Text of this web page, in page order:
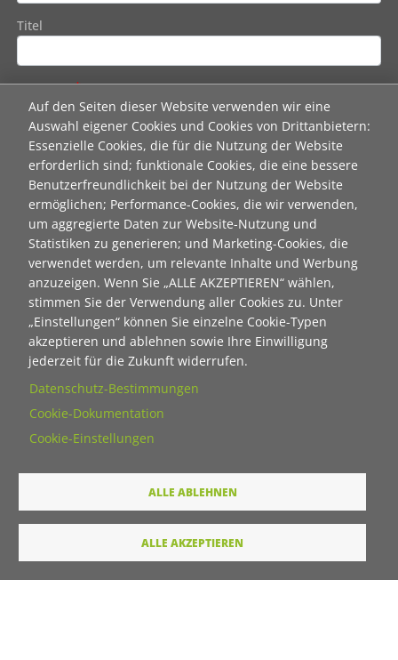
Auf den Seiten dieser Website verwenden wir eine
Auswahl eigener Cookies und Cookies von Drittanbietern:
Essenzielle Cookies, die für die Nutzung der Website
erforderlich sind; funktionale Cookies, die eine bessere
Benutzerfreundlichkeit bei der Nutzung der Website
ermöglichen; Performance-Cookies, die wir verwenden,
um aggregierte Daten zur Website-Nutzung und
Statistiken zu generieren; und Marketing-Cookies, die
verwendet werden, um relevante Inhalte und Werbung
anzuzeigen. Wenn Sie „ALLE AKZEPTIEREN“ wählen,
stimmen Sie der Verwendung aller Cookies zu. Unter
„Einstellungen“ können Sie einzelne Cookie-Typen
akzeptieren und ablehnen sowie Ihre Einwilligung
jederzeit für die Zukunft widerrufen.
Datenschutz-Bestimmungen
Cookie-Dokumentation
Cookie-Einstellungen
ALLE ABLEHNEN
ALLE AKZEPTIEREN
Titel
Vorname
Nachname
E-Mail
Wie dürfen wir Sie in Zukunft ansprechen
Sie
Du
verarbeitet und gespeichert. Hier finden Sie unsere
Datenschutzerklärung.
Kontakt